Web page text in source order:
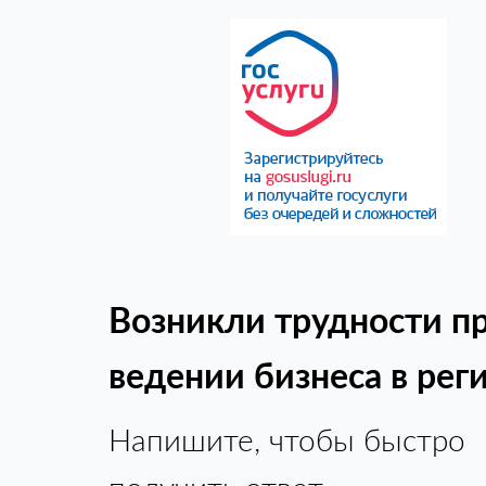
Возникли трудности
ведении бизнеса в
Напишите, чтобы быстро